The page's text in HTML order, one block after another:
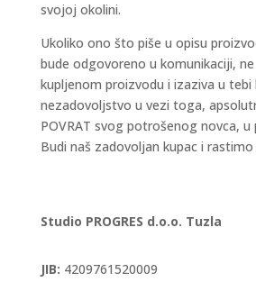
svojoj okolini.
Ukoliko ono što piše u opisu
bude odgovoreno u komunikaciji,
kupljenom proizvodu i izaziva u tebi
nezadovoljstvo u vezi toga,
POVRAT svog potrošenog novca, u
Budi naš zadovoljan kupac i
Studio PROGRES d.o.o. Tuzla
JIB: 4209761520009